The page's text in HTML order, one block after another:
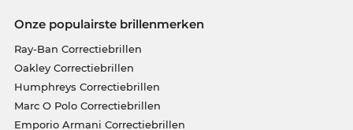
Onze populairste brillenmerken
Ray-Ban Correctiebrillen
Oakley Correctiebrillen
Humphreys Correctiebrillen
Marc O Polo Correctiebrillen
Emporio Armani Correctiebrillen